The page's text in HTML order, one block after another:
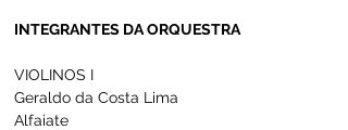
INTEGRANTES DA ORQUESTRA
VIOLINOS I
Geraldo da Costa Lima
Alfaiate